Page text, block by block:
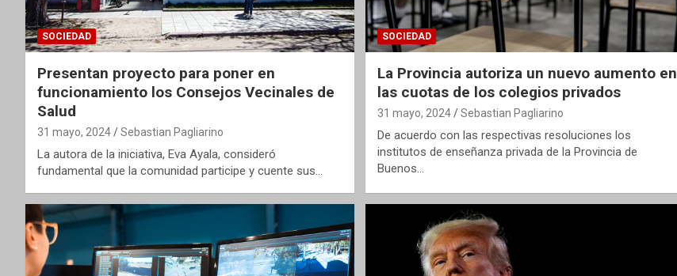
SOCIEDAD
Presentan proyecto para poner en
funcionamiento los Consejos Vecinales de
Salud
31 mayo, 2024 Sebastian Pagliarino
La autora de la iniciativa, Eva Ayala, consideró
fundamental que la comunidad participe y cuente sus…
SOCIEDAD
La Provincia autoriza un nuevo aumento en
las cuotas de los colegios privados
31 mayo, 2024 Sebastian Pagliarino
De acuerdo con las respectivas resoluciones los
institutos de enseñanza privada de la Provincia de
Buenos…